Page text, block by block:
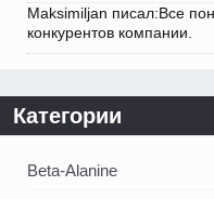
Maksimiljan писал:Все
конкурентов компании.
Категории
Beta-Alanine